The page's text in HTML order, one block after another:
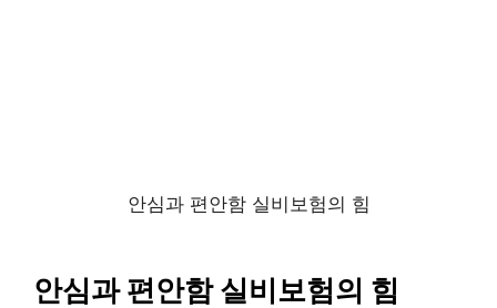
안심과 편안함 실비보험의 힘
안심과 편안함 실비보험의 힘